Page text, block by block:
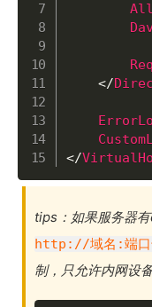
</
</
tips：如果服务器
http://域名:端口
制，只允许内网设备